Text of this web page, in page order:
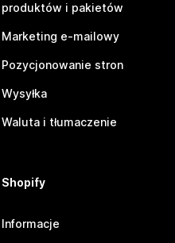
produktów i pakietów
Marketing e-mailowy
Pozycjonowanie stron
Wysyłka
Waluta i tłumaczenie
Shopify
Informacje